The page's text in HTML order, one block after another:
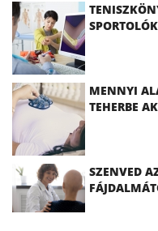
MENNYI
TEHERBE
SZENVED